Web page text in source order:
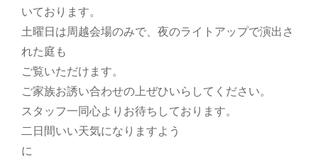
いております。
土曜日は周越会場のみで、夜のライトアップで演出さ
れた庭も
ご覧いただけます。
ご家族お誘い合わせの上ぜひいらしてください。
スタッフ一同心よりお待ちしております。
二日間いい天気になりますよう
に